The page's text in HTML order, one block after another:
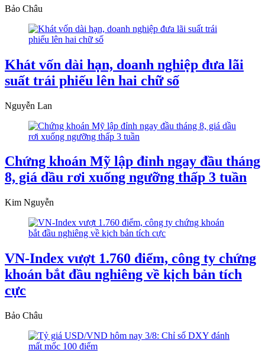
Bảo Châu
Khát vốn dài hạn, doanh nghiệp đưa lãi
suất trái phiếu lên hai chữ số
Nguyễn Lan
Chứng khoán Mỹ lập đỉnh ngay đầu tháng
8, giá dầu rơi xuống ngưỡng thấp 3 tuần
Kim Nguyễn
VN-Index vượt 1.760 điểm, công ty chứng
khoán bắt đầu nghiêng về kịch bản tích
cực
Bảo Châu